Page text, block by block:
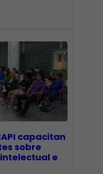
capacitan
sobre
e